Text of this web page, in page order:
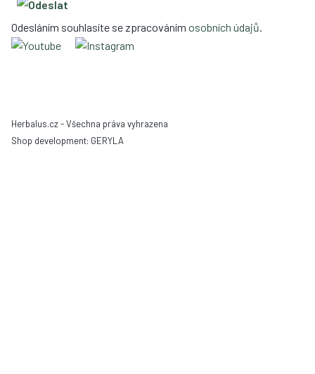
Odesláním souhlasíte se zpracováním osobních údajů
Herbalus.cz - Všechna práva vyhrazena
Shop development: GERYLA